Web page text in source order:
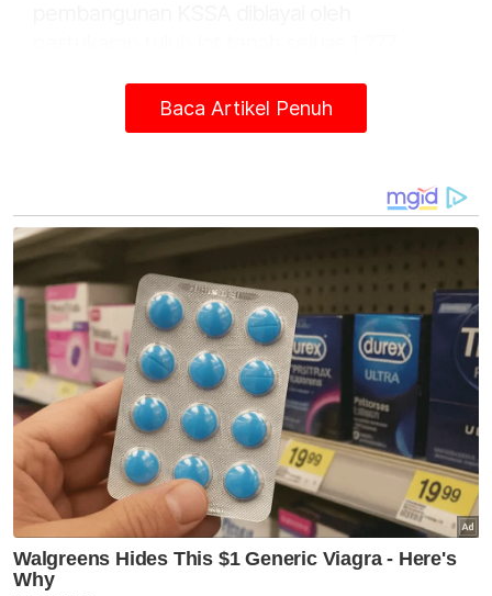
Dalam pada itu, Amirudin berkata, kerajaan
untuk mengenal pasti tanah dipindah milik bagi
kos pembinaan KSSA dengan tanah di Kuala
Langat dan Hulu Selangor berpotensi disenarai
pendek bagi penukaran tanah.
Beliau berkata, perkara itu sedang
dibincangkan antara Setiausaha Kerajaan
Negeri yang mewakili Menteri Besar Selangor
(Pemerbadanan) atau MBI dengan Malaysian
Resources Corporation Berhad (MRCB)
selaku pemaju projek.
Baca Artikel Penuh